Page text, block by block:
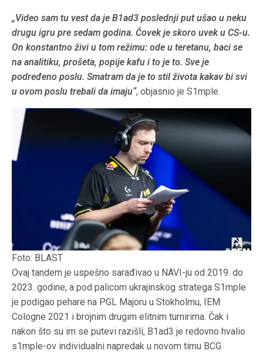
„Video sam tu vest da je B1ad3 poslednji put ušao u neku
drugu igru pre sedam godina. Čovek je skoro uvek u CS-u.
On konstantno živi u tom režimu: ode u teretanu, baci se
na analitiku, prošeta, popije kafu i to je to. Sve je
podređeno poslu. Smatram da je to stil života kakav bi svi
u ovom poslu trebali da imaju“, objasnio je S1mple.
Foto: BLAST
Ovaj tandem je uspešno sarađivao u NAVI-ju od 2019. do
2023. godine, a pod palicom ukrajinskog stratega S1mple
je podigao pehare na PGL Majoru u Stokholmu, IEM
Cologne 2021 i brojnim drugim elitnim turnirima. Čak i
nakon što su im se putevi razišli, B1ad3 je redovno hvalio
s1mple-ov individualni napredak u novom timu BCG